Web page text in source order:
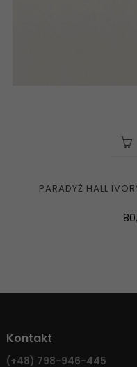
PARADYŻ HALL
Kontakt
(+48) 798-946-445